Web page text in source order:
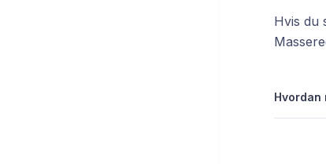
Hvis du
Hvordan